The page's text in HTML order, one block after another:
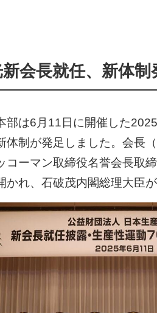
新会長就任、新体
部は6月11日に開催した
体制が発足しました。会長
コーマン取締役名誉会長取
かれ、石破茂内閣総理大臣